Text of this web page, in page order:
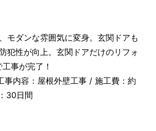
モダンな雰囲気に変身。玄関ドアも
犯性が向上。玄関ドアだけのリフォ
事が完了！
内容：屋根外壁工事 / 施工費：約
30日間